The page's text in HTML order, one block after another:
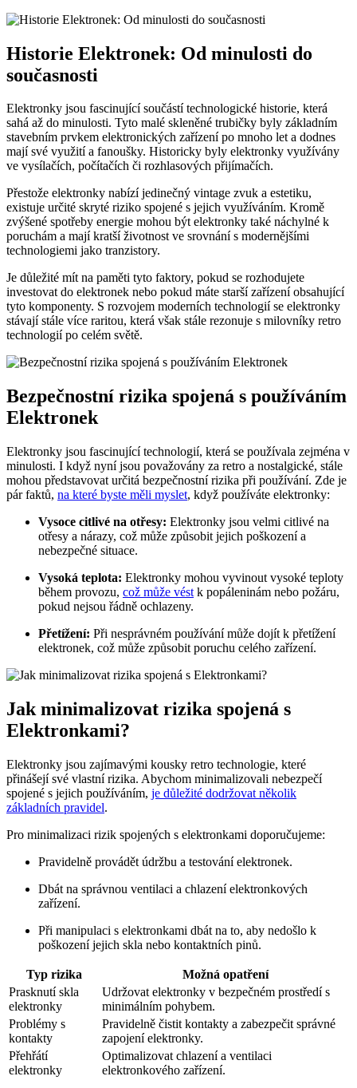
Historie Elektronek: Od minulosti do
současnosti
Elektronky jsou fascinující součástí technologické historie, která
sahá až do minulosti. Tyto malé skleněné trubičky byly základním
stavebním prvkem elektronických zařízení po mnoho let a dodnes
mají své využití a fanoušky. Historicky byly elektronky využívány
ve vysílačích, počítačích či rozhlasových přijímačích.
Přestože elektronky nabízí jedinečný vintage zvuk a estetiku,
existuje určité skryté riziko spojené s jejich využíváním. Kromě
zvýšené spotřeby energie mohou být elektronky také náchylné k
poruchám a mají kratší životnost ve srovnání s modernějšími
technologiemi jako tranzistory.
Je důležité mít na paměti tyto faktory, pokud se rozhodujete
investovat do elektronek nebo pokud máte starší zařízení obsahující
tyto komponenty. S rozvojem moderních technologií se elektronky
stávají stále více raritou, která však stále rezonuje s milovníky retro
technologií po celém světě.
Bezpečnostní rizika spojená s používáním
Elektronek
Elektronky jsou fascinující technologií, která se používala zejména v
minulosti. I když nyní jsou považovány za retro a nostalgické, stále
mohou představovat určitá bezpečnostní rizika při používání. Zde je
pár faktů, na které byste měli myslet, když používáte elektronky:
Vysoce citlivé na otřesy: Elektronky jsou velmi citlivé na
otřesy a nárazy, což může způsobit jejich poškození a
nebezpečné situace.
Vysoká teplota: Elektronky mohou vyvinout vysoké teploty
během provozu, což může vést k popáleninám nebo požáru,
pokud nejsou řádně ochlazeny.
Přetížení: Při nesprávném používání může dojít k přetížení
elektronek, což může způsobit poruchu celého zařízení.
Jak minimalizovat rizika spojená s
Elektronkami?
Elektronky jsou zajímavými kousky retro technologie, které
přinášejí své vlastní rizika. Abychom minimalizovali nebezpečí
spojené s jejich používáním, je důležité dodržovat několik
základních pravidel.
Pro minimalizaci rizik spojených s elektronkami doporučujeme:
Pravidelně provádět údržbu a testování elektronek.
Dbát na správnou ventilaci a chlazení elektronkových
zařízení.
Při manipulaci s elektronkami dbát na to, aby nedošlo k
poškození jejich skla nebo kontaktních pinů.
Typ rizika
Možná opatření
Prasknutí skla
elektronky
Udržovat elektronky v bezpečném prostředí s
minimálním pohybem.
Problémy s
kontakty
Pravidelně čistit kontakty a zabezpečit správné
zapojení elektronky.
Přehřátí
elektronky
Optimalizovat chlazení a ventilaci
elektronkového zařízení.